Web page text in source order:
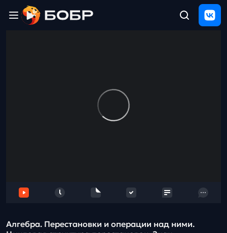
отзыв
Алгебра. Перестановки и операции над ними.